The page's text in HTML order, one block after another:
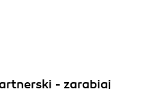
- zarabiaj